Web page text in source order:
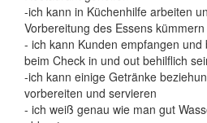
-ich kann in Küchenhilfe arbeiten
Vorbereitung des Essens kümmern
- ich kann Kunden empfangen und
beim Check in und out behilflich
-ich kann einige Getränke
vorbereiten und servieren
- ich weiß genau wie man gut